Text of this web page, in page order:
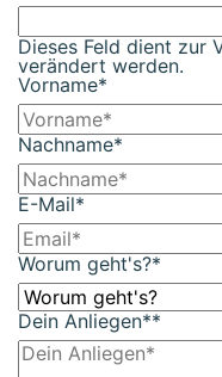
Dieses Feld dient zur
verändert werden.
Vorname*
Nachname*
E-Mail*
Worum geht's?*
Dein Anliegen**